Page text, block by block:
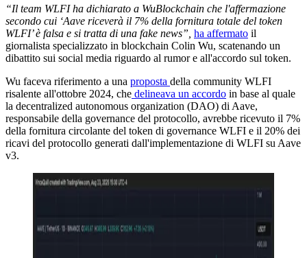
“Il team WLFI ha dichiarato a WuBlockchain che l'affermazione
secondo cui ‘Aave riceverà il 7% della fornitura totale del token
WLFI’ è falsa e si tratta di una fake news”, ha affermato il
giornalista specializzato in blockchain Colin Wu, scatenando un
dibattito sui social media riguardo al rumor e all'accordo sul token.
Wu faceva riferimento a una proposta della community WLFI
risalente all'ottobre 2024, che delineava un accordo in base al quale
la decentralized autonomous organization (DAO) di Aave,
responsabile della governance del protocollo, avrebbe ricevuto il 7%
della fornitura circolante del token di governance WLFI e il 20% dei
ricavi del protocollo generati dall'implementazione di WLFI su Aave
v3.